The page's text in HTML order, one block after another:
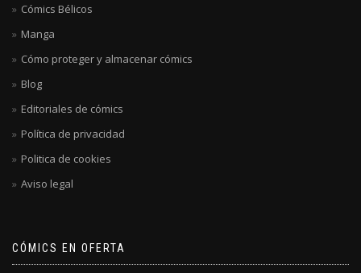
Cómics Bélicos
Manga
Cómo proteger y almacenar cómics
Blog
Editoriales de cómics
Política de privacidad
Politica de cookies
Aviso legal
CÓMICS EN OFERTA